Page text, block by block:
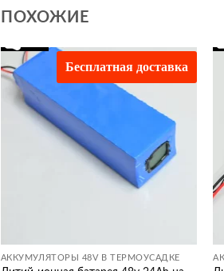
ПОХОЖИЕ
Бесплатная доставка
списку
бажань
АККУМУЛЯТОРЫ 48V В ТЕРМОУСАДКЕ